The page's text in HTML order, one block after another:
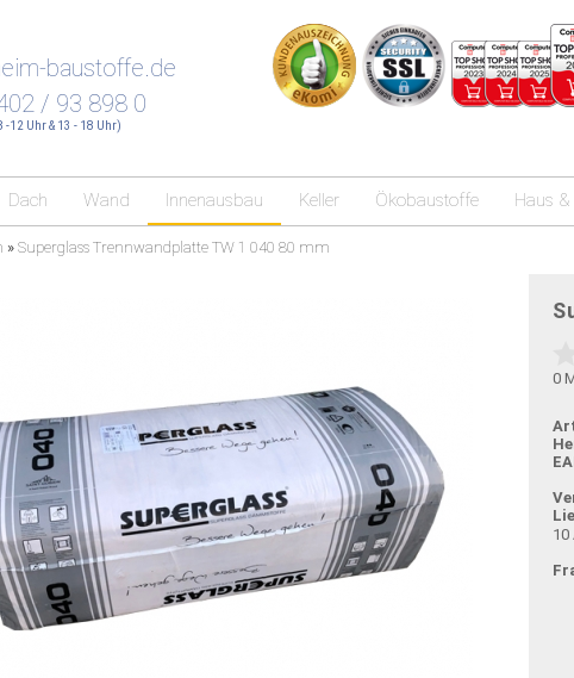
baustoffe.de
/ 93 898 0
-12 Uhr & 13 - 18 Uhr)
Dach Wand Innenausbau Keller Ökobaustoffe Haus
» Superglass Trennwandplatte TW 1 040 80 mm
0
10